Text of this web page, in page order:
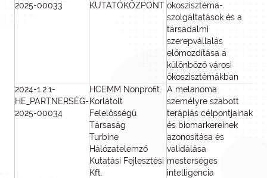
2025-00033
KUTATÓKÖZPONT ökoszisztéma-
szolgáltatások és a
társadalmi
szerepvállalás
előmozdítása a
különböző városi
ökoszisztémákban
2024-1.2.1-
HE_PARTNERSÉG-
2025-00034
HCEMM Nonprofit
Korlátolt
Felelősségű
Társaság
Turbine
Hálózatelemző
Kutatási Fejlesztési
Kft.
A melanoma
személyre szabott
terápiás célpontjainak
és biomarkereinek
azonosítása és
validálása
mesterséges
intelligencia